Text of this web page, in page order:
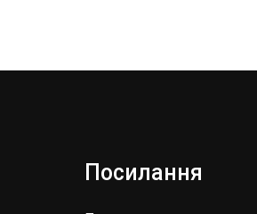
Посилання